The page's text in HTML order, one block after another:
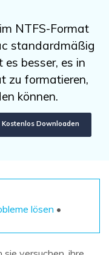
NTFS-Format
standardmäßig
besser, es in
zu formatieren,
können.
Kostenlos Downloaden
lösen •